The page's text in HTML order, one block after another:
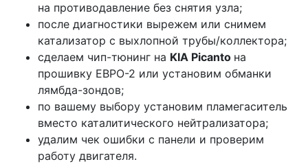
на противодавление без снятия узла;
после диагностики вырежем или снимем
катализатор с выхлопной трубы/коллектора;
сделаем чип-тюнинг на KIA Picanto на
прошивку ЕВРО-2 или установим обманки
лямбда-зондов;
по вашему выбору установим пламегаситель
вместо каталитического нейтрализатора;
удалим чек ошибки с панели и проверим
работу двигателя.